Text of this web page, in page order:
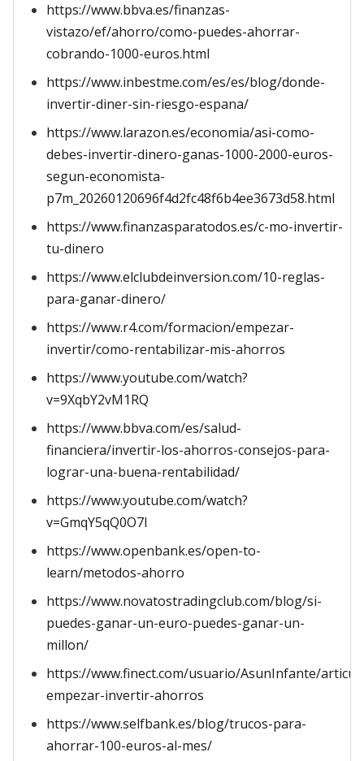
https://www.bbva.es/finanzas-
vistazo/ef/ahorro/como-puedes-ahorrar-
cobrando-1000-euros.html
https://www.inbestme.com/es/es/blog/donde-
invertir-diner-sin-riesgo-espana/
https://www.larazon.es/economia/asi-como-
debes-invertir-dinero-ganas-1000-2000-euros-
segun-economista-
p7m_20260120696f4d2fc48f6b4ee3673d58.html
https://www.finanzasparatodos.es/c-mo-invertir-
tu-dinero
https://www.elclubdeinversion.com/10-reglas-
para-ganar-dinero/
https://www.r4.com/formacion/empezar-
invertir/como-rentabilizar-mis-ahorros
https://www.youtube.com/watch?
v=9XqbY2vM1RQ
https://www.bbva.com/es/salud-
financiera/invertir-los-ahorros-consejos-para-
lograr-una-buena-rentabilidad/
https://www.youtube.com/watch?
v=GmqY5qQ0O7I
https://www.openbank.es/open-to-
learn/metodos-ahorro
https://www.novatostradingclub.com/blog/si-
puedes-ganar-un-euro-puedes-ganar-un-
millon/
https://www.finect.com/usuario/AsunInfante/
empezar-invertir-ahorros
https://www.selfbank.es/blog/trucos-para-
ahorrar-100-euros-al-mes/